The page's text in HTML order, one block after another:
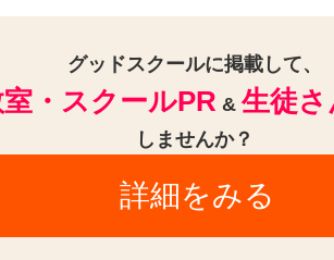
(福岡)(1)
三潴駅(1)
木鉄道)(1)
西鉄柳川駅
桜坂駅(1)
大橋駅(福
(1)
六本松駅(1)
下曽
徳益駅(1)
笹原駅
東郷駅(1)
福間駅(1)
グッドスクールに掲載して、
・スクールPR & 生徒
しませんか？
詳細をみる